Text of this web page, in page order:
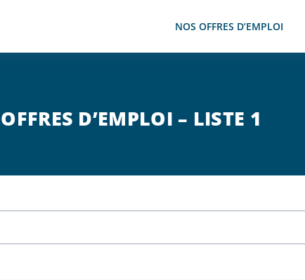
NOS OFFRES D’EMPLOI
D’EMPLOI – LISTE 1